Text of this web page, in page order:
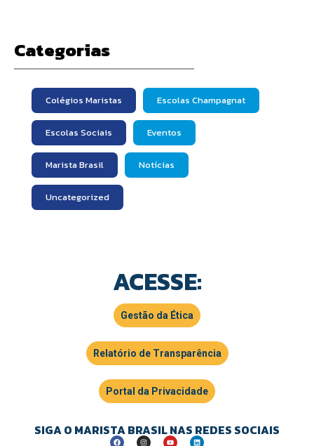
Categorias
Colégios Maristas Escolas Champagnat
Escolas Sociais Eventos
Marista Brasil Notícias
Uncategorized
ACESSE:
Gestão da Ética
Relatório de Transparência
Portal da Privacidade
SIGA O MARISTA BRASIL NAS REDES SOCIAIS